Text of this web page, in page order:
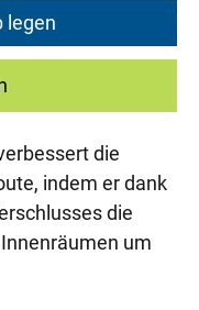
legen
die
indem er dank
die
um